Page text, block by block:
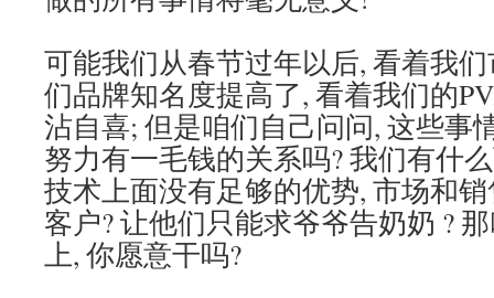
可能我们从春节过年以后, 看着我
们品牌知名度提高了, 看着我们的
沾自喜; 但是咱们自己问问, 这些事
努力有一毛钱的关系吗? 我们有什
技术上面没有足够的优势, 市场和
客户? 让他们只能求爷爷告奶奶 ?
上, 你愿意干吗?